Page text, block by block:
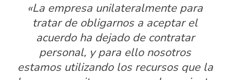
«La empresa unilateralmente para
tratar de obligarnos a aceptar el
acuerdo ha dejado de contratar
personal, y para ello nosotros
estamos utilizando los recursos que la